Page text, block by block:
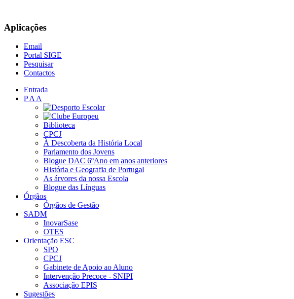
Aplicações
Email
Portal SIGE
Pesquisar
Contactos
Entrada
P A A
Biblioteca
CPCJ
À Descoberta da História Local
Parlamento dos Jovens
Blogue DAC 6ºAno em anos anteriores
História e Geografia de Portugal
As árvores da nossa Escola
Blogue das Línguas
Órgãos
Órgãos de Gestão
SADM
InovarSase
OTES
Orientação ESC
SPO
CPCJ
Gabinete de Apoio ao Aluno
Intervenção Precoce - SNIPI
Associação EPIS
Sugestões